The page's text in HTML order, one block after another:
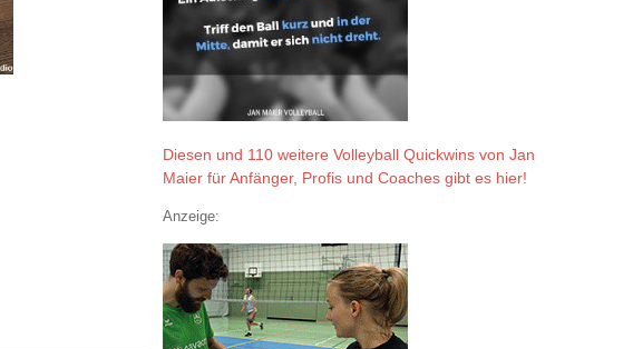
Diesen und 110 weitere Volleyball Quickwins von Jan
Maier für Anfänger, Profis und Coaches gibt es hier!
Anzeige: